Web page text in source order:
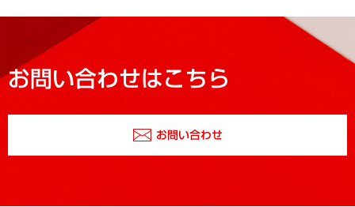
お問い合わせはこちら
お問い合わせ